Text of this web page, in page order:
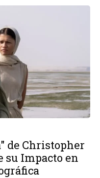
de Christopher
su Impacto en